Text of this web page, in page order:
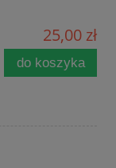
25,00 zł
do koszyka